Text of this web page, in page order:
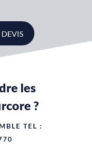
les
?
TEL :